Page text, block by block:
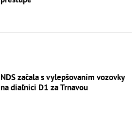
NDS začala s vylepšovaním vozovky
na diaľnici D1 za Trnavou